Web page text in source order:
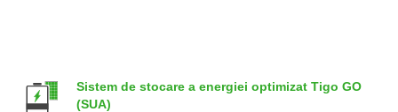
Sistem de stocare a energiei optimizat Tigo GO
(SUA)